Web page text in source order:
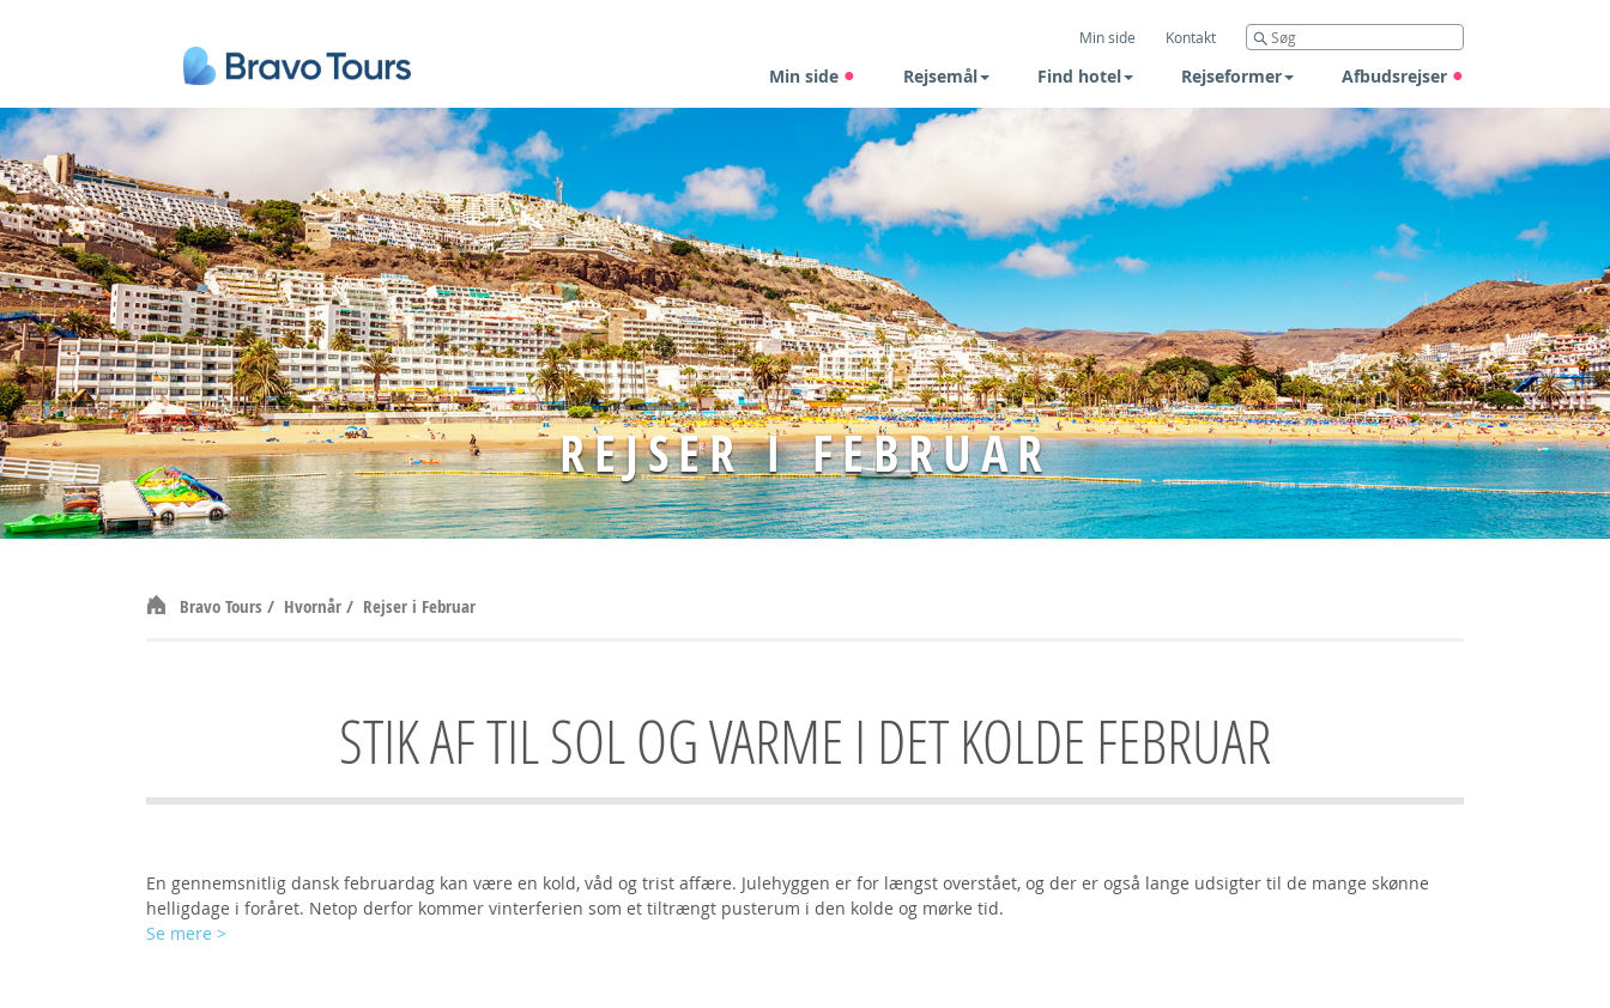
Min side Kontakt
Min side Rejsemål Find hotel Rejseformer Afbudsrejser
REJSER I FEBRUAR
Bravo Tours / Hvornår/ Rejser i Februar
STIK AF TIL SOL OG VARME I DET KOLDE FEBRUAR
En gennemsnitlig dansk februardag kan være en kold, våd og trist affære. Julehyggen er for længst overstået, og der er også lange udsigter til de mange skønne
helligdage i foråret. Netop derfor kommer vinterferien som et tiltrængt pusterum i den kolde og mørke tid.
Se mere >